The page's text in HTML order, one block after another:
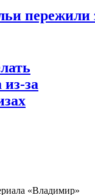
из-за
«Владимир»